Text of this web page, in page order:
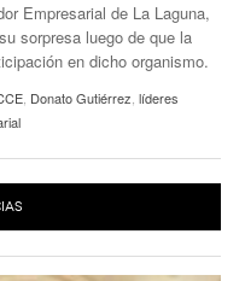
Empresarial de La Laguna,
sorpresa luego de que la
en dicho organismo.
Donato Gutiérrez líderes